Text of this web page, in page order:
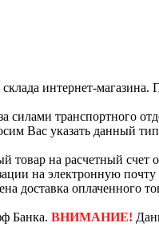
интернет-
транспортного
Вас указать данный
товар на расчетный
на электронную почту
доставка оплаченного
Банка. ВНИМАНИЕ!